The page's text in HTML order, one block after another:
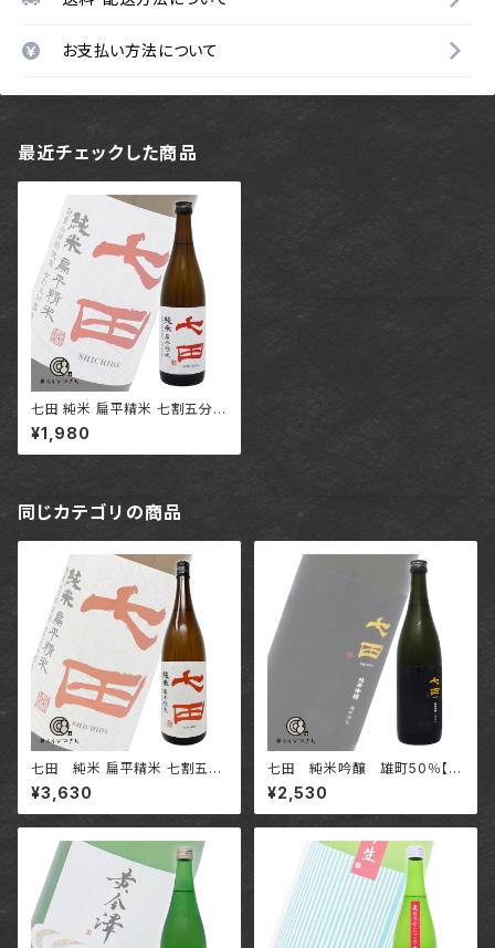
お支払い方法について
最近チェックした商品
七田 純米 扁平精米 七割五分
【720ml】 / 佐賀 天山酒造株式
会社
¥1,980
同じカテゴリの商品
七田 純米 扁平精米 七割五分
【1800ml】 / 佐賀 天山酒造株
式会社
¥3,630
七田 純米吟醸 雄町50％【7
20ml】 / 佐賀 天山酒造株式会
社
¥2,530